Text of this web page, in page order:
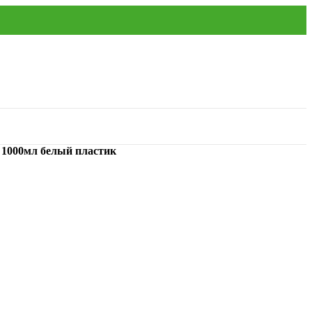
белый пластик